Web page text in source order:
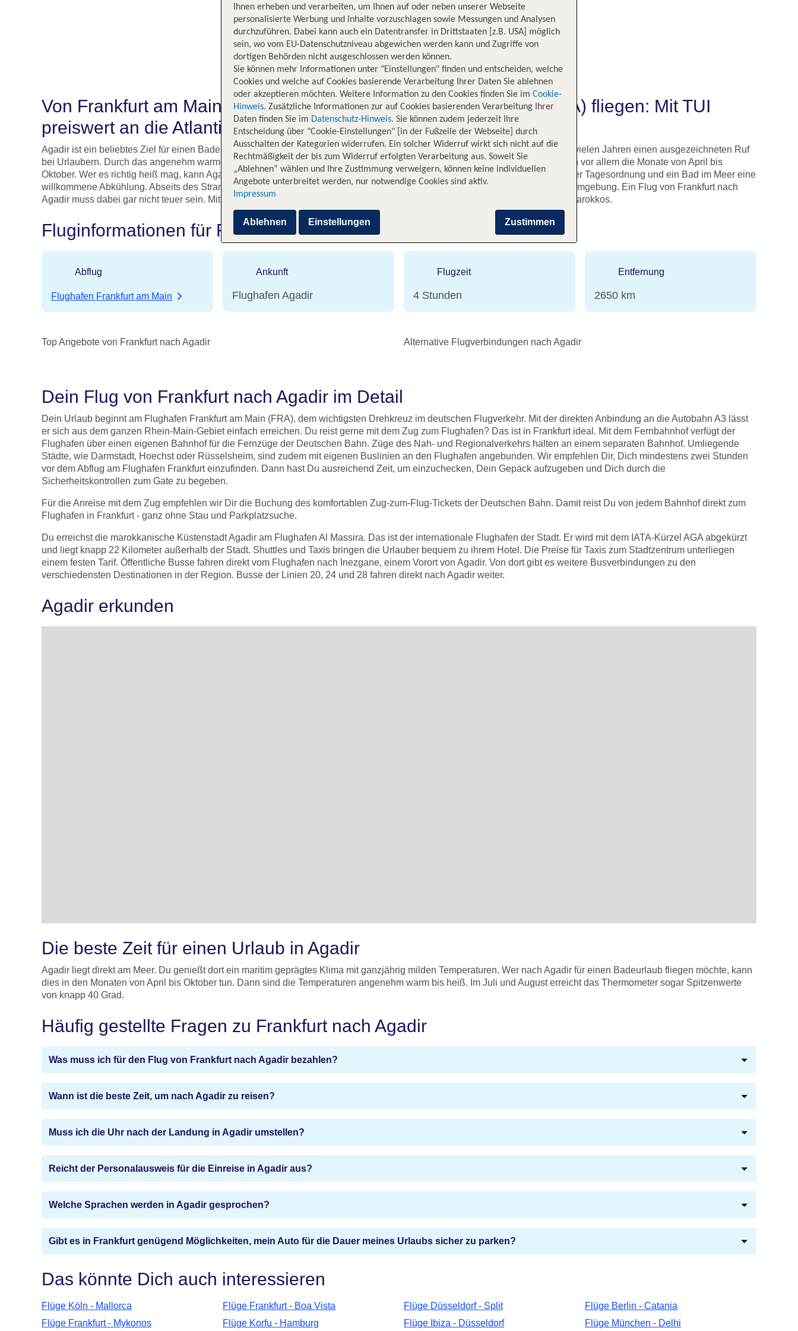
Von Frankfurt am Main (FRA) direkt ins marokkanische Agadir (AGA) fliegen: Mit TUI
preiswert an die Atlantikküste reisen
Agadir ist ein beliebtes Ziel für einen Badeurlaub im Norden Afrikas. Die Stadt in Marokko liegt direkt am Meer und genießt seit vielen Jahren einen ausgezeichneten Ruf
bei Urlaubern. Durch das angenehm warme Klima ist Agadir fast das ganze Jahr über eine Reise wert. Zum Baden eigenen sich vor allem die Monate von April bis
Oktober. Wer es richtig heiß mag, kann Agadir im Juli und August besuchen. Dann sind Temperaturen jenseits der 35 Grad an der Tagesordnung und ein Bad im Meer eine
willkommene Abkühlung. Abseits des Strands lädt der Bazar in Agadir zum Bummeln ein oder Du unternimmst Ausflüge in die Umgebung. Ein Flug von Frankfurt nach
Agadir muss dabei gar nicht teuer sein. Mit etwas Glück fliegst Du schon für wenig Geld von Frankfurt am Main in den Norden Marokkos.
Fluginformationen für Flüge von Frankfurt nach Agadir
Abflug
Flughafen Frankfurt am Main
Ankunft
Flughafen Agadir
Flugzeit
4 Stunden
Entfernung
2650 km
Top Angebote von Frankfurt nach Agadir Alternative Flugverbindungen nach Agadir
Dein Flug von Frankfurt nach Agadir im Detail
Dein Urlaub beginnt am Flughafen Frankfurt am Main (FRA), dem wichtigsten Drehkreuz im deutschen Flugverkehr. Mit der direkten Anbindung an die Autobahn A3 lässt
er sich aus dem ganzen Rhein-Main-Gebiet einfach erreichen. Du reist gerne mit dem Zug zum Flughafen? Das ist in Frankfurt ideal. Mit dem Fernbahnhof verfügt der
Flughafen über einen eigenen Bahnhof für die Fernzüge der Deutschen Bahn. Züge des Nah- und Regionalverkehrs halten an einem separaten Bahnhof. Umliegende
Städte, wie Darmstadt, Hoechst oder Rüsselsheim, sind zudem mit eigenen Buslinien an den Flughafen angebunden. Wir empfehlen Dir, Dich mindestens zwei Stunden
vor dem Abflug am Flughafen Frankfurt einzufinden. Dann hast Du ausreichend Zeit, um einzuchecken, Dein Gepäck aufzugeben und Dich durch die
Sicherheitskontrollen zum Gate zu begeben.
Für die Anreise mit dem Zug empfehlen wir Dir die Buchung des komfortablen Zug-zum-Flug-Tickets der Deutschen Bahn. Damit reist Du von jedem Bahnhof direkt zum
Flughafen in Frankfurt - ganz ohne Stau und Parkplatzsuche.
Du erreichst die marokkanische Küstenstadt Agadir am Flughafen Al Massira. Das ist der internationale Flughafen der Stadt. Er wird mit dem IATA-Kürzel AGA abgekürzt
und liegt knapp 22 Kilometer außerhalb der Stadt. Shuttles und Taxis bringen die Urlauber bequem zu ihrem Hotel. Die Preise für Taxis zum Stadtzentrum unterliegen
einem festen Tarif. Öffentliche Busse fahren direkt vom Flughafen nach Inezgane, einem Vorort von Agadir. Von dort gibt es weitere Busverbindungen zu den
verschiedensten Destinationen in der Region. Busse der Linien 20, 24 und 28 fahren direkt nach Agadir weiter.
Agadir erkunden
Die beste Zeit für einen Urlaub in Agadir
Agadir liegt direkt am Meer. Du genießt dort ein maritim geprägtes Klima mit ganzjährig milden Temperaturen. Wer nach Agadir für einen Badeurlaub fliegen möchte, kann
dies in den Monaten von April bis Oktober tun. Dann sind die Temperaturen angenehm warm bis heiß. Im Juli und August erreicht das Thermometer sogar Spitzenwerte
von knapp 40 Grad.
Häufig gestellte Fragen zu Frankfurt nach Agadir
Was muss ich für den Flug von Frankfurt nach Agadir bezahlen?
Wann ist die beste Zeit, um nach Agadir zu reisen?
Muss ich die Uhr nach der Landung in Agadir umstellen?
Reicht der Personalausweis für die Einreise in Agadir aus?
Welche Sprachen werden in Agadir gesprochen?
Gibt es in Frankfurt genügend Möglichkeiten, mein Auto für die Dauer meines Urlaubs sicher zu parken?
Das könnte Dich auch interessieren
Flüge Köln - Mallorca Flüge Frankfurt - Boa Vista Flüge Düsseldorf - Split
Flüge Berlin - Catania
Flüge Frankfurt - Mykonos
Flüge Korfu - Hamburg Flüge Ibiza - Düsseldorf Flüge München - Delhi
Ihnen erheben und verarbeiten, um Ihnen auf oder neben unserer Webseite
personalisierte Werbung und Inhalte vorzuschlagen sowie Messungen und Analysen
durchzuführen. Dabei kann auch ein Datentransfer in Drittstaaten [z.B. USA] möglich
sein, wo vom EU-Datenschutzniveau abgewichen werden kann und Zugriffe von
dortigen Behörden nicht ausgeschlossen werden können.
Sie können mehr Informationen unter "Einstellungen" finden und entscheiden, welche
Cookies und welche auf Cookies basierende Verarbeitung Ihrer Daten Sie ablehnen
oder akzeptieren möchten. Weitere Information zu den Cookies finden Sie im Cookie-
Hinweis. Zusätzliche Informationen zur auf Cookies basierenden Verarbeitung Ihrer
Daten finden Sie im Datenschutz-Hinweis. Sie können zudem jederzeit Ihre
Entscheidung über "Cookie-Einstellungen" [in der Fußzeile der Webseite] durch
Ausschalten der Kategorien widerrufen. Ein solcher Widerruf wirkt sich nicht auf die
Rechtmäßigkeit der bis zum Widerruf erfolgten Verarbeitung aus. Soweit Sie
„Ablehnen“ wählen und Ihre Zustimmung verweigern, können keine individuellen
Angebote unterbreitet werden, nur notwendige Cookies sind aktiv.
Impressum
Zustimmen
Ablehnen Einstellungen